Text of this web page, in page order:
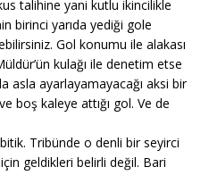
talihine yani kutlu ikincilikle
birinci yarıda yediği gole
Gol konumu ile alakası
kulağı ile denetim etse
asla ayarlayamayacağı aksi bir
boş kaleye attığı gol. Ve de
Tribünde o denli bir seyirci
geldikleri belirli değil. Bari